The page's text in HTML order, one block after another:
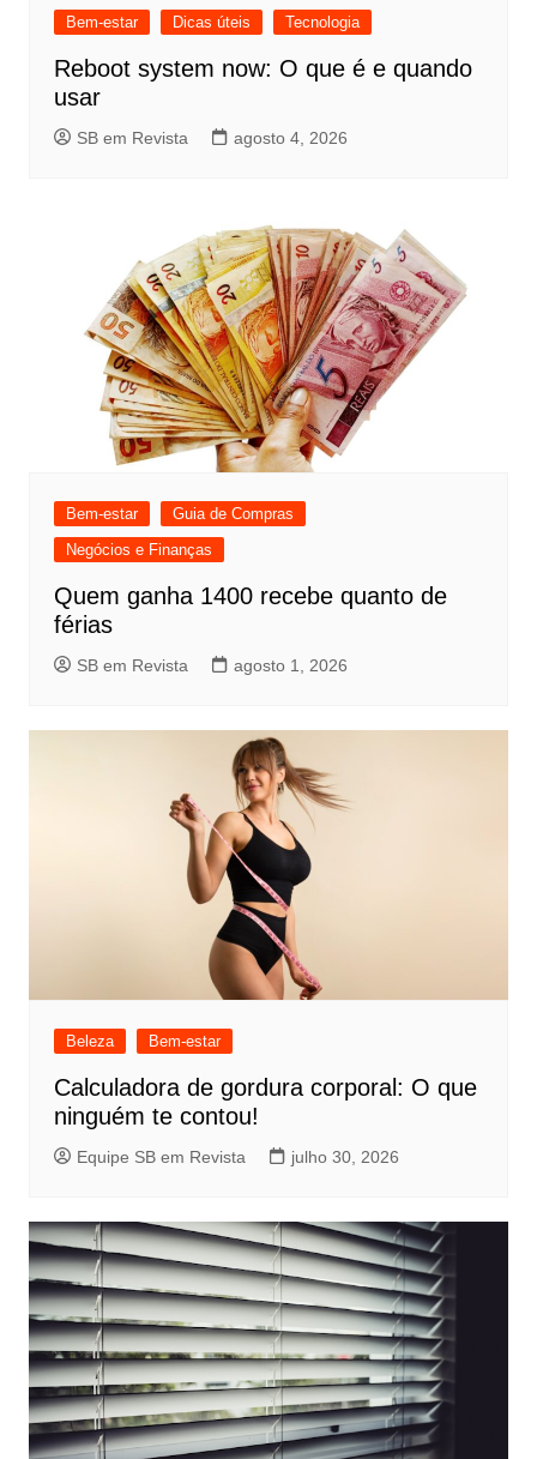
Bem-estar Dicas úteis Tecnologia
Reboot system now: O que é e quando
usar
SB em Revista agosto 4, 2026
Bem-estar
Guia de Compras
Negócios e Finanças
Quem ganha 1400 recebe quanto de
férias
SB em Revista agosto 1, 2026
Beleza Bem-estar
Calculadora de gordura corporal: O que
ninguém te contou!
Equipe SB em Revista julho 30, 2026